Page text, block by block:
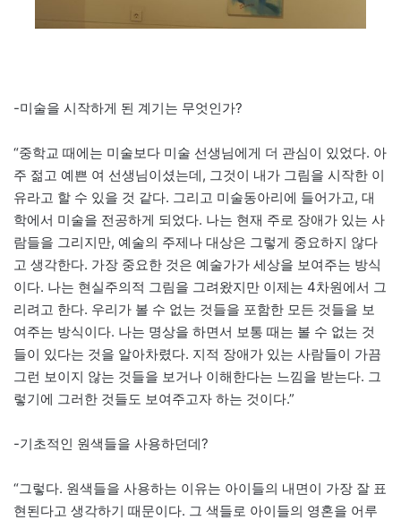
-미술을 시작하게 된 계기는 무엇인가?
“중학교 때에는 미술보다 미술 선생님에게 더 관심이 있었다. 아
주 젊고 예쁜 여 선생님이셨는데, 그것이 내가 그림을 시작한 이
유라고 할 수 있을 것 같다. 그리고 미술동아리에 들어가고, 대
학에서 미술을 전공하게 되었다. 나는 현재 주로 장애가 있는 사
람들을 그리지만, 예술의 주제나 대상은 그렇게 중요하지 않다
고 생각한다. 가장 중요한 것은 예술가가 세상을 보여주는 방식
이다. 나는 현실주의적 그림을 그려왔지만 이제는 4차원에서 그
리려고 한다. 우리가 볼 수 없는 것들을 포함한 모든 것들을 보
여주는 방식이다. 나는 명상을 하면서 보통 때는 볼 수 없는 것
들이 있다는 것을 알아차렸다. 지적 장애가 있는 사람들이 가끔
그런 보이지 않는 것들을 보거나 이해한다는 느낌을 받는다. 그
렇기에 그러한 것들도 보여주고자 하는 것이다.”
-기초적인 원색들을 사용하던데?
“그렇다. 원색들을 사용하는 이유는 아이들의 내면이 가장 잘 표
현된다고 생각하기 때문이다. 그 색들로 아이들의 영혼을 어루